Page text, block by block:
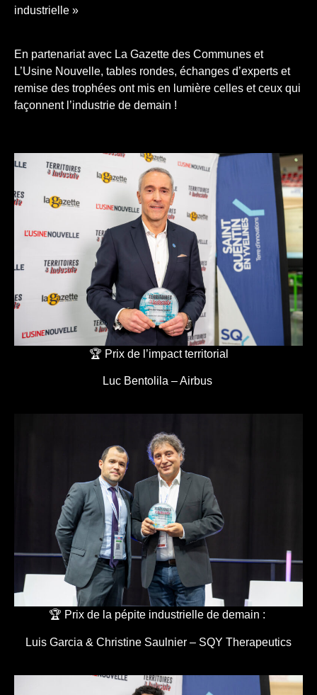
industrielle »
En partenariat avec La Gazette des Communes et
L’Usine Nouvelle, tables rondes, échanges d’experts et
remise des trophées ont mis en lumière celles et ceux qui
façonnent l’industrie de demain !
🏆 Prix de l’impact territorial
Luc Bentolila – Airbus
🏆 Prix de la pépite industrielle de demain :
Luis Garcia & Christine Saulnier – SQY Therapeutics